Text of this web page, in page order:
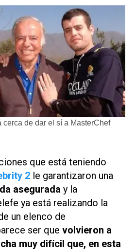
cerca de dar el sí a MasterChef
que está teniendo
2 le garantizaron una
asegurada y la
ya está realizando la
un elenco de
ser que volvieron a
muy difícil que, en esta